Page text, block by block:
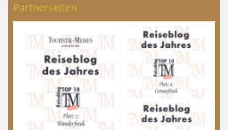
Partnerseiten